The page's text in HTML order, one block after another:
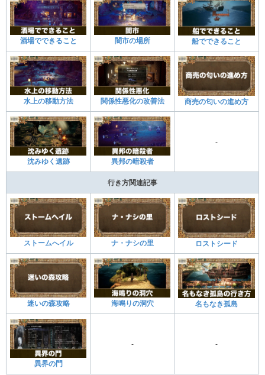
酒場でできること 闇市の場所 船でできること
水上の移動方法 関係性悪化の改善法 商売の匂いの進め方
沈みゆく遺跡 異邦の暗殺者
-
行き方関連記事
ストームへイル ナ・ナシの里 ロストシード
迷いの森攻略 海鳴りの洞穴 名もなき孤島
異界の門
- -